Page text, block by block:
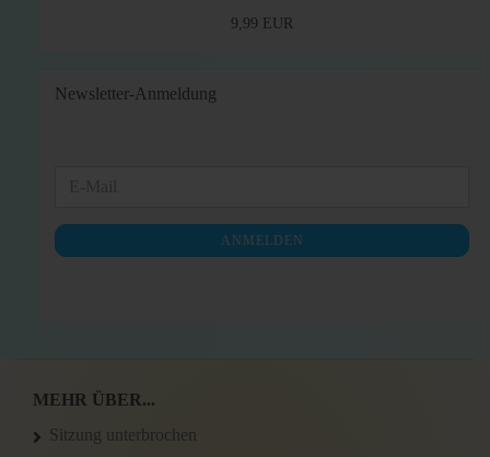
9,99 EUR
Newsletter-Anmeldung
NEWSLETTER-
ANMELDUNG
ANMELDEN
MEHR ÜBER...
Sitzung unterbrochen